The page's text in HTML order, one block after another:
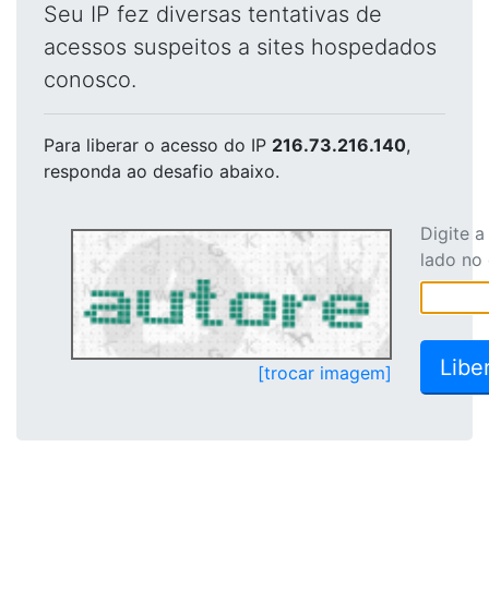
Seu IP fez diversas tentativas de
acessos suspeitos a sites hospedados
conosco.
Para liberar o acesso do IP 216.73.216.140,
responda ao desafio abaixo.
[trocar imagem]
Digite
lado no